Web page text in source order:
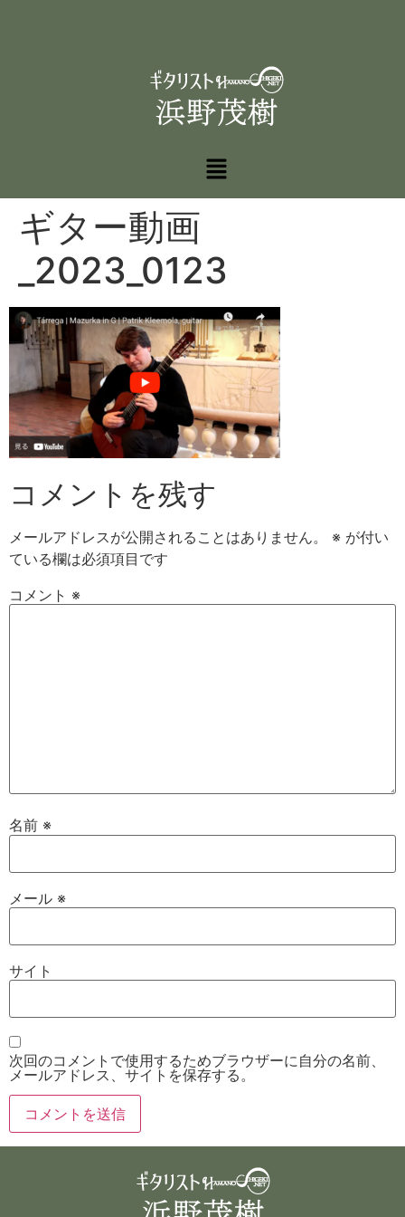
ギター動画
_2023_0123
コメントを残す
メールアドレスが公開されることはありません。 ※ が付い
ている欄は必須項目です
コメント ※
名前 ※
メール ※
サイト
次回のコメントで使用するためブラウザーに自分の名前、
メールアドレス、サイトを保存する。